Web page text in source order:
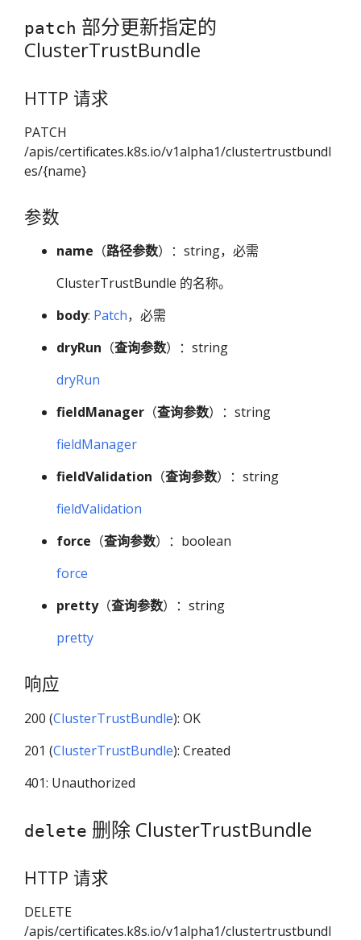
patch 部分更新指定的
ClusterTrustBundle
HTTP 请求
PATCH
/apis/certificates.k8s.io/v1alpha1/clustertrustbundl
es/{name}
参数
name （路径参数）：string，必需
ClusterTrustBundle 的名称。
body: Patch，必需
dryRun （查询参数）：string
dryRun
fieldManager （查询参数）：string
fieldManager
fieldValidation （查询参数）：string
fieldValidation
force （查询参数）：boolean
force
pretty（查询参数）：string
pretty
响应
200 (ClusterTrustBundle): OK
201 (ClusterTrustBundle): Created
401: Unauthorized
delete 删除 ClusterTrustBundle
HTTP 请求
DELETE
/apis/certificates.k8s.io/v1alpha1/clustertrustbundl